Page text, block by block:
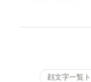
顔文字一覧